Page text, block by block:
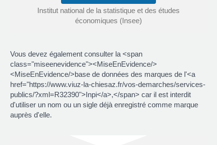
Institut national de la statistique et des études
économiques (Insee)
Vous devez également consulter la <span
class="miseenevidence"><MiseEnEvidence/>
<MiseEnEvidence/>base de données des marques de l'<a
href="https://www.viuz-la-chiesaz.fr/vos-demarches/services-
publics/?xml=R32390">Inpi</a>,</span> car il est interdit
d'utiliser un nom ou un sigle déjà enregistré comme marque
auprès d'elle.